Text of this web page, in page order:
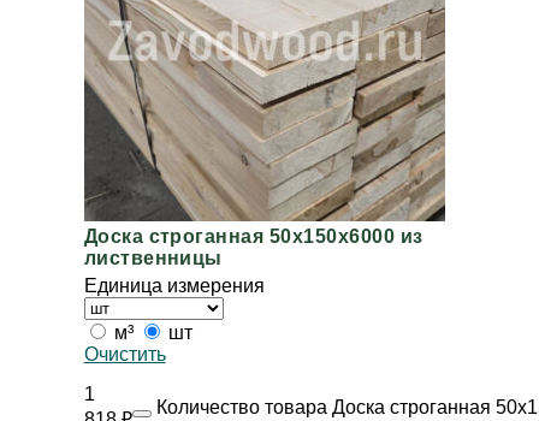
Доска строганная 50х150х6000 из
лиственницы
Единица измерения
м³
шт
Очистить
1
Количество товара Доска строганная